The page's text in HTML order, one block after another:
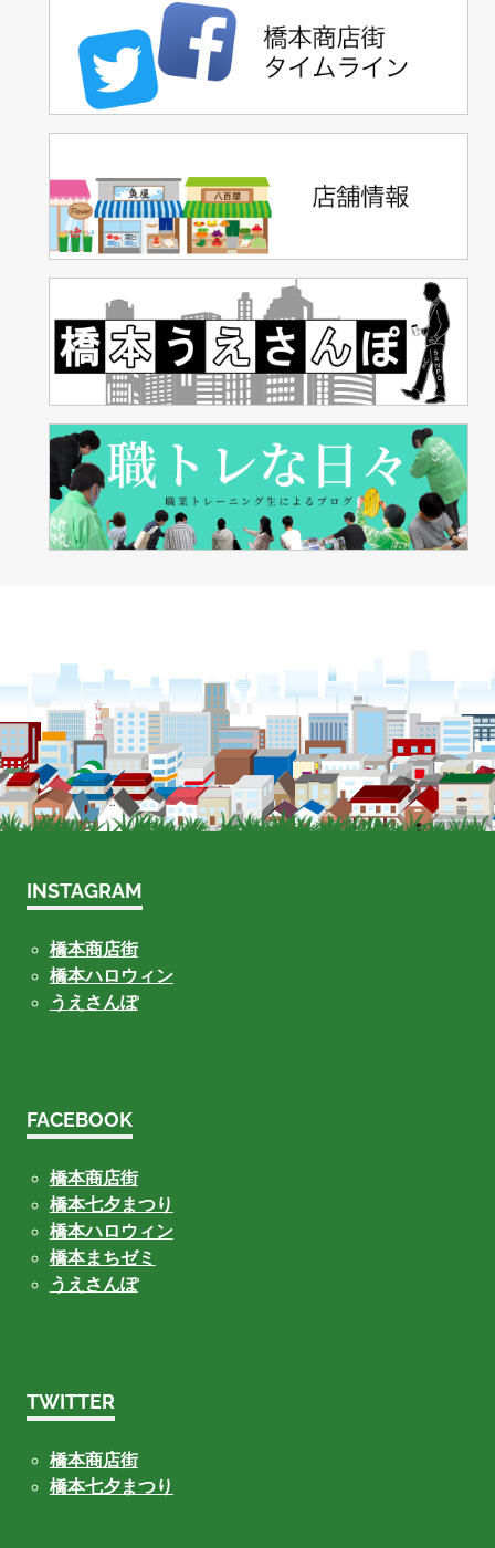
INSTAGRAM
橋本商店街
橋本ハロウィン
うえさんぽ
FACEBOOK
橋本商店街
橋本七夕まつり
橋本ハロウィン
橋本まちゼミ
うえさんぽ
TWITTER
橋本商店街
橋本七夕まつり